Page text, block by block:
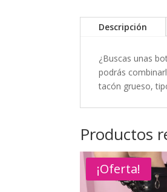
Descripción
¿Buscas unas
podrás
tacón grueso,
Productos
¡Oferta!